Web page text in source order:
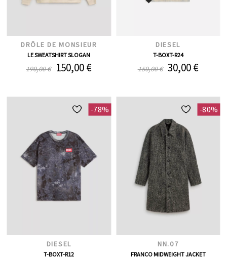
DRÔLE DE MONSIEUR
LE SWEATSHIRT SLOGAN
190,00 € 150,00 €
DIESEL
T-BOXT-R24
150,00 € 30,00 €
-78%
DIESEL
T-BOXT-R12
-80%
NN.07
FRANCO MIDWEIGHT JACKET